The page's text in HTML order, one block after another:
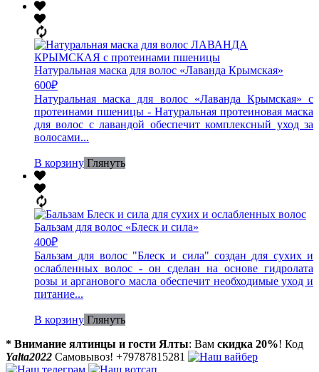
Натуральная маска для волос «Лаванда Крымская»
600₽
Натуральная маска для волос «Лаванда Крымская» с
протеинами пшеницы - Натуральная протеиновая маска
для волос с лавандой обеспечит комплексный уход за
волосами...
В корзину Глянуть
Бальзам для волос «Блеск и сила»
400₽
Бальзам для волос "Блеск и сила" создан для сухих и
ослабленных волос - он сделан на основе гидролата
розы и арганового масла обеспечит необходимые уход и
питание...
В корзину Глянуть
* Внимание ялтинцы и гости Ялты: Вам скидка 20%! Код
Yalta2022 Самовывоз! +79787815281